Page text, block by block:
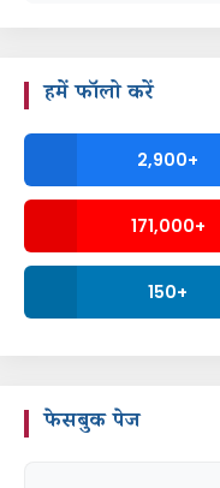
हमें फॉलो करें
2,900+
171,000+
150+
फेसबुक पेज